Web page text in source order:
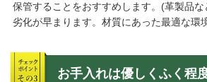
保管することをおすすめします。(革製品な
劣化が早まります。材質にあった最適な環
お手入れは優しくふく程